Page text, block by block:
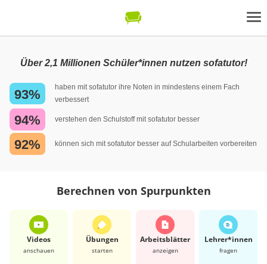
Über 2,1 Millionen Schüler*innen nutzen sofatutor!
93%
haben mit sofatutor ihre Noten in mindestens einem Fach
verbessert
94% verstehen den Schulstoff mit sofatutor besser
92% können sich mit sofatutor besser auf Schularbeiten vorbereiten
Berechnen von Spurpunkten
Videos
anschauen
Übungen
starten
Arbeits­blätter
anzeigen
Lehrer*​innen
fragen